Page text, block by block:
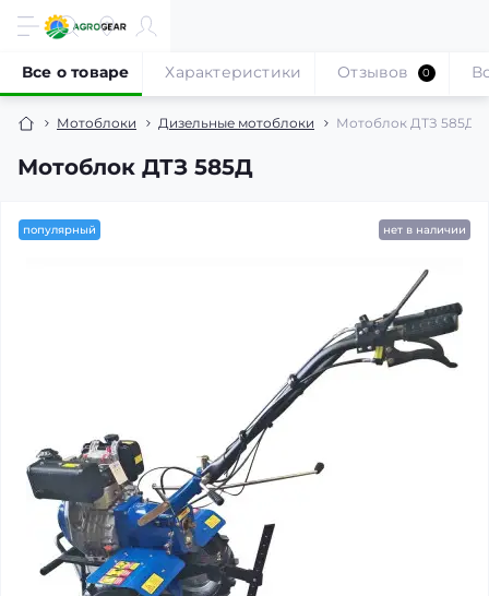
Мотоблоки Дизельные мотоблоки Мотоблок ДТЗ 585Д
Мотоблок ДТЗ 585Д
Все о товаре Характеристики Отзывов 0
популярный нет в наличии